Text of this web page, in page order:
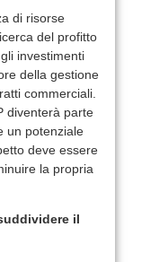
di risorse
del profitto
investimenti
della gestione
commerciali.
diventerà parte
un potenziale
deve essere
la propria
il